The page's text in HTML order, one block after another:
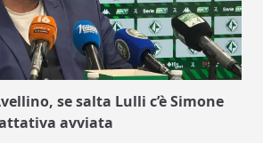
se salta Lulli c’è Simone
avviata